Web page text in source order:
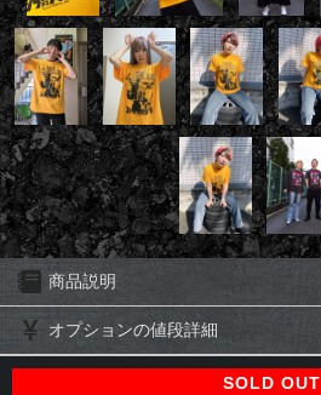
商品説明
オプションの値段詳細
SOLD OUT